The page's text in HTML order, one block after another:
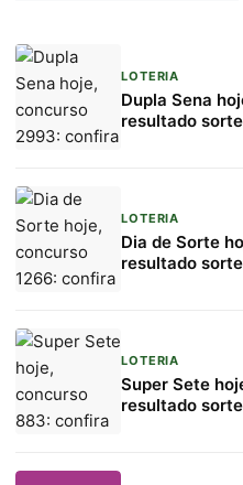
LOTERIA
Dupla Sena
resultado
LOTERIA
Dia de Sorte
resultado
LOTERIA
Super Sete
resultado